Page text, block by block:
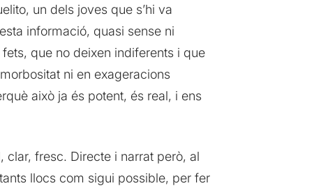
un dels joves que s’hi va
informació, quasi sense ni
que no deixen indiferents i que
ni en exageracions
això ja és potent, és real, i ens
fresc. Directe i narrat però, al
llocs com sigui possible, per fer